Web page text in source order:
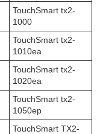
TouchSmart tx2-
1000
TouchSmart tx2-
1010ea
TouchSmart tx2-
1020ea
TouchSmart tx2-
1050ep
TouchSmart TX2-